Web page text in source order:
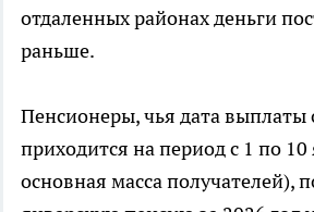
отдаленных районах деньги
раньше.​
Пенсионеры, чья дата
приходится на период с 1 по 10
основная масса получателей),